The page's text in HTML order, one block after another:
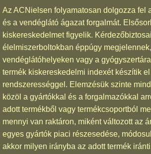
Az ACNielsen folyamatosan dolgozza fel
és a vendéglátó ágazat forgalmát.
kiskereskedelmet figyelik.
élelmiszerboltokban éppúgy
vendéglátóhelyeken vagy a
termék kiskereskedelmi indexét készítik
rendszerességgel. Elemzésük szinte
közöl a gyártókkal és a forgalmazókkal
adott termékből vagy termékcsoportból
mennyi van raktáron, miként változott az
egyes gyártók piaci részesedése,
akkor milyen irányba az adott termék